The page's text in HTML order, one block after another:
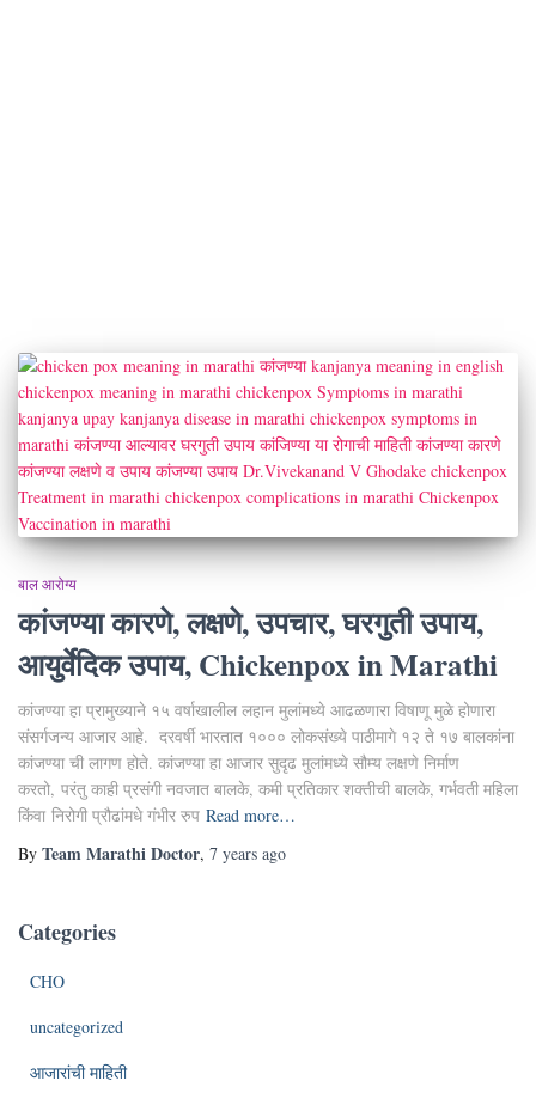
बाल आरोग्य
कांजण्या कारणे, लक्षणे, उपचार, घरगुती उपाय,
आयुर्वेदिक उपाय, Chickenpox in Marathi
कांजण्या हा प्रामुख्याने १५ वर्षाखालील लहान मुलांमध्ये आढळणारा विषाणू मुळे होणारा
संसर्गजन्य आजार आहे. दरवर्षी भारतात १००० लोकसंख्ये पाठीमागे १२ ते १७ बालकांना
कांजण्या ची लागण होते. कांजण्या हा आजार सुदृढ मुलांमध्ये सौम्य लक्षणे निर्माण
करतो, परंतु काही प्रसंगी नवजात बालके, कमी प्रतिकार शक्तीची बालके, गर्भवती महिला
किंवा निरोगी प्रौढांमधे गंभीर रुप Read more…
By Team Marathi Doctor, 7 years ago
Categories
CHO
uncategorized
आजारांची माहिती